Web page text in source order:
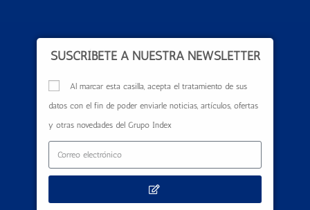
SUSCRÍBETE A NUESTRA NEWSLETTER
Al marcar esta casilla, acepta el tratamiento de sus
datos con el fin de poder enviarle noticias, artículos, ofertas
y otras novedades del Grupo Index